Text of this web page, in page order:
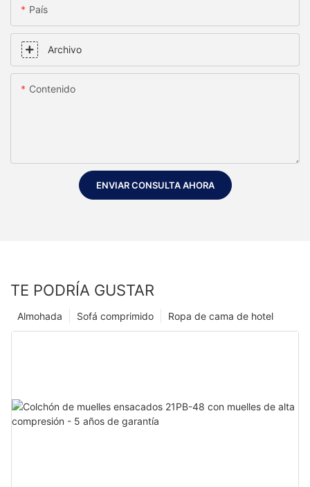
País
Archivo
Contenido
ENVIAR CONSULTA AHORA
TE PODRÍA GUSTAR
Ropa de cama de hotel
Sofá comprimido
Almohada